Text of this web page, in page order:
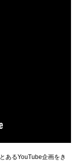
あるYouTube企画をき